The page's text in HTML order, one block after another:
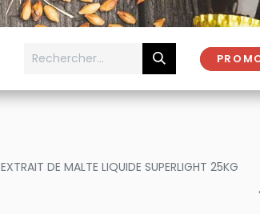
EXTRAIT DE MALTE LIQUIDE SUPERLIGHT 25KG